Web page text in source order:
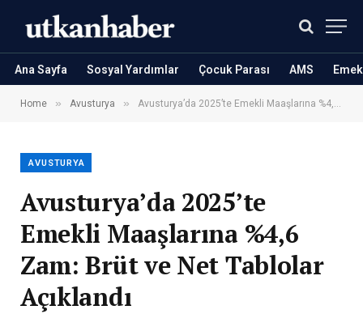
Ana Sayfa Sosyal Yardımlar Çocuk Parası AMS
Home » Avusturya » Avusturya’da 2025’te Emekli Maaşlarına %4,6 Zam: Brüt ve Net Tablolar Açıklandı
AVUSTURYA
Avusturya’da 2025’te
Emekli Maaşlarına %4,6
Zam: Brüt ve Net Tablolar
Açıklandı